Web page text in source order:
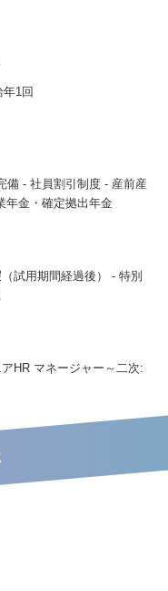
年1回
備 - 社員割引制度 - 産前産
年金・確定拠出年金
試用期間経過後） - 特別
HR マネージャー～二次: